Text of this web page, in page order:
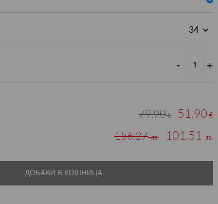
- +
79.90€ 51.90 €
156.27лв. 101.51 лв.
ДОБАВИ В КОШНИЦА